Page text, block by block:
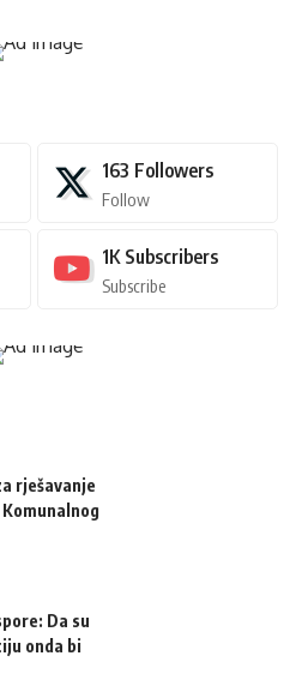
163 Followers
Follow
1K Subscribers
Subscribe
rješavanje
Da su
onda bi